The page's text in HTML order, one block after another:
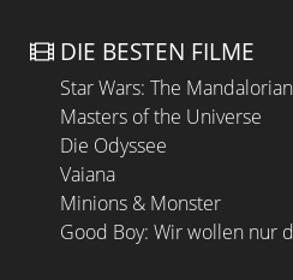
DIE BESTEN FILME
Star Wars: The
Masters of the Universe
Die Odyssee
Vaiana
Minions & Monster
Good Boy: Wir wollen nur